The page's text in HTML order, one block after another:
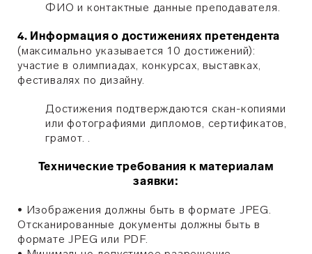
ФИО и контактные данные преподавателя.
4. Информация о достижениях претендента
(максимально указывается 10 достижений):
участие в олимпиадах, конкурсах, выставках,
фестивалях по дизайну.
Достижения подтверждаются скан-копиями
или фотографиями дипломов, сертификатов,
грамот. .
Технические требования к материалам
заявки:
• Изображения должны быть в формате JPEG.
Отсканированные документы должны быть в
формате JPEG или PDF.